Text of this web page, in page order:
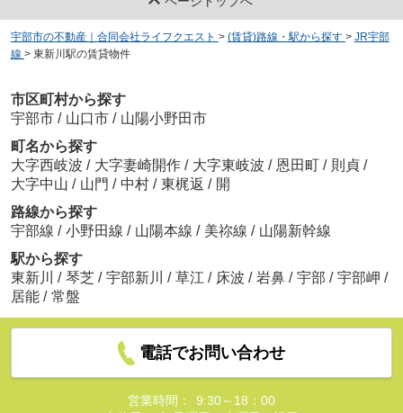
宇部市の不動産｜合同会社ライフクエスト > (賃貸)路線・駅から探す > JR宇部
線 > 東新川駅の賃貸物件
市区町村から探す
宇部市 / 山口市 / 山陽小野田市
町名から探す
大字西岐波 / 大字妻崎開作 / 大字東岐波 / 恩田町 / 則貞 /
大字中山 / 山門 / 中村 / 東梶返 / 開
路線から探す
宇部線 / 小野田線 / 山陽本線 / 美祢線 / 山陽新幹線
駅から探す
東新川
/ 琴芝 / 宇部新川 / 草江 / 床波 / 岩鼻 / 宇部 / 宇部岬 /
居能 / 常盤
電話でお問い合わせ
営業時間：
9:30～18：00